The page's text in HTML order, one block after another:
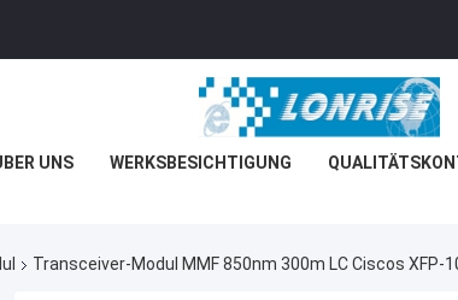
UNS WERKSBESICHTIGUNG
Transceiver-Modul MMF 850nm 300m LC Ciscos XFP-